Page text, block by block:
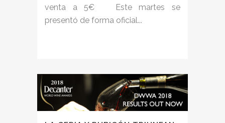
venta a 5€ Este martes se
presentó de forma oficial...